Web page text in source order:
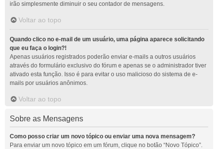
irão simplesmente diminuir o seu contador de mensagens.
Voltar ao topo
Quando clico no e-mail de um usuário, uma página aparece solicitando
que eu faça o login?!
Apenas usuários registrados poderão enviar e-mails a outros usuários
através do formulário exclusivo do fórum e apenas se o administrador tiver
ativado esta função. Isso é para evitar o uso malicioso do sistema de e-
mails por usuários anônimos.
Voltar ao topo
Sobre as Mensagens
Como posso criar um novo tópico ou enviar uma nova mensagem?
Para enviar um novo tópico em um fórum, clique no botão “Novo Tópico”.